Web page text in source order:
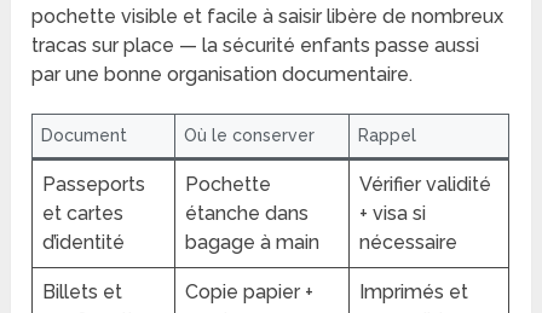
pochette visible et facile à saisir libère de nombreux
tracas sur place — la sécurité enfants passe aussi
par une bonne organisation documentaire.
Document Où le conserver Rappel
Passeports
et cartes
d’identité
Pochette
étanche dans
bagage à main
Vérifier validité
+ visa si
nécessaire
Billets et
Copie papier +
Imprimés et